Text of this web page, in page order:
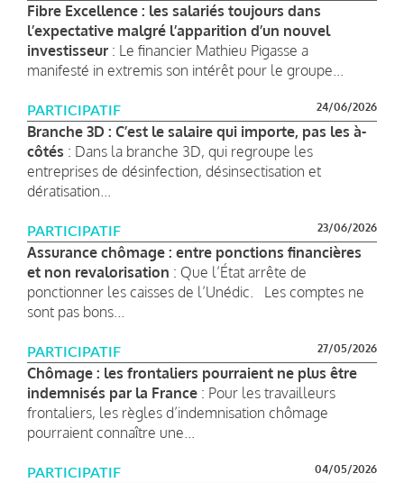
Fibre Excellence : les salariés toujours dans
l’expectative malgré l’apparition d’un nouvel
investisseur : Le financier Mathieu Pigasse a
manifesté in extremis son intérêt pour le groupe...
PARTICIPATIF 24/06/2026
Branche 3D : C’est le salaire qui importe, pas les à-
côtés : Dans la branche 3D, qui regroupe les
entreprises de désinfection, désinsectisation et
dératisation...
PARTICIPATIF 23/06/2026
Assurance chômage : entre ponctions financières
et non revalorisation : Que l’État arrête de
ponctionner les caisses de l’Unédic. Les comptes ne
sont pas bons...
PARTICIPATIF 27/05/2026
Chômage : les frontaliers pourraient ne plus être
indemnisés par la France : Pour les travailleurs
frontaliers, les règles d’indemnisation chômage
pourraient connaître une...
PARTICIPATIF 04/05/2026